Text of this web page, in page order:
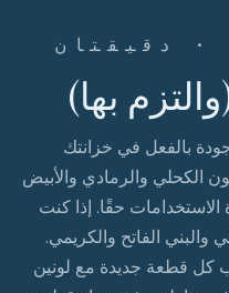
· دقيقتان
بها)
بالفعل في خزانتك
الكحلي والرمادي والأبيض
الاستخدامات حقًا. إذا كنت
والبني الفاتح والكريمي.
كل قطعة جديدة مع لونين